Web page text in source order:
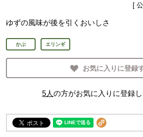
[
ゆずの風味が後を引くおいしさ
かぶ エリンギ
お気に入りに登録
5人の方がお気に入りに登録し